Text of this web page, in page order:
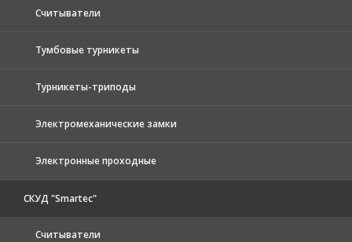
Считыватели
Тумбовые турникеты
Турникеты-триподы
Электромеханические замки
Электронные проходные
СКУД "Smartec"
Считыватели